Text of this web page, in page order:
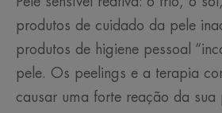
produtos de cuidado da pele
produtos de higiene pessoal
pele. Os peelings e a terapia
causar uma forte reação da sua